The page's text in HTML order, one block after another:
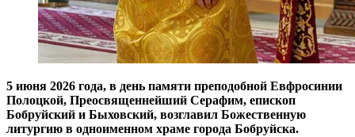
5 июня 2026 года, в день памяти преподобной Евфросинии
Полоцкой, Преосвященнейший Серафим, епископ
Бобруйский и Быховский, возглавил Божественную
литургию в одноименном храме города Бобруйска.